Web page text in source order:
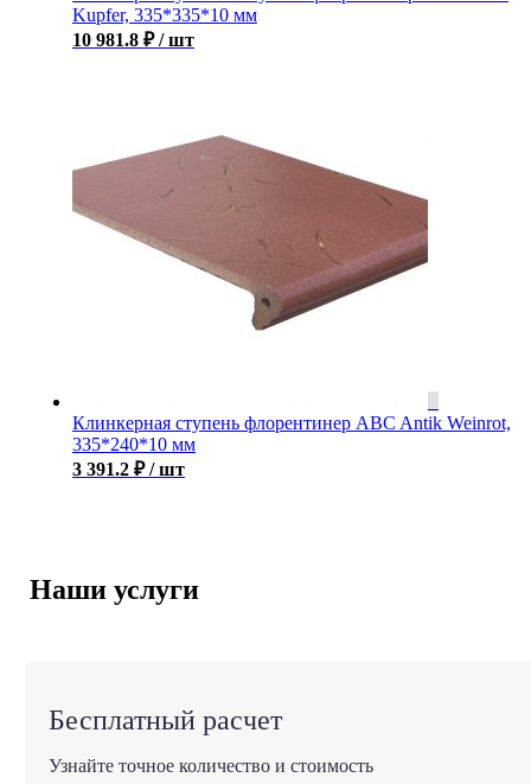
Kupfer, 335*335*10 мм
10 981.8 ₽ / шт
Клинкерная ступень флорентинер ABC Antik Weinrot,
335*240*10 мм
3 391.2 ₽ / шт
Наши услуги
Бесплатный расчет
Узнайте точное количество и стоимость